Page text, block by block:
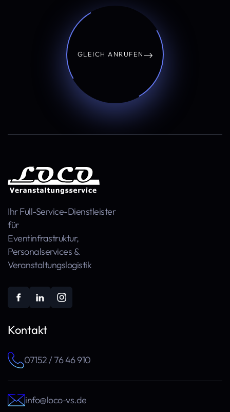
GLEICH ANRUFEN
Ihr Full-Service-Dienstleister
für
Event­infra­struktur,
Personal­services &
Veranstaltungs­logistik
Kontakt
07152 / 76 46 910
info@loco-vs.de